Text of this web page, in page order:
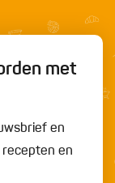
met
en
en